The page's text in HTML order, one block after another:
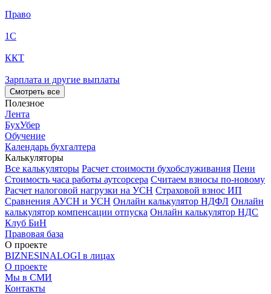
Право
1С
ККТ
Зарплата и другие выплаты
Смотреть все
Полезное
Лента
БухУбер
Обучение
Календарь бухгалтера
Калькуляторы
Все калькуляторы Расчет стоимости бухобслуживания Пени
Стоимость часа работы аутсорсера Считаем взносы по-новому
Расчет налоговой нагрузки на УСН Страховой взнос ИП
Сравнения АУСН и УСН Онлайн калькулятор НДФЛ Онлайн
калькулятор компенсации отпуска Онлайн калькулятор НДС
Клуб БиН
Правовая база
О проекте
BIZNESINALOGI в лицах
О проекте
Мы в СМИ
Контакты